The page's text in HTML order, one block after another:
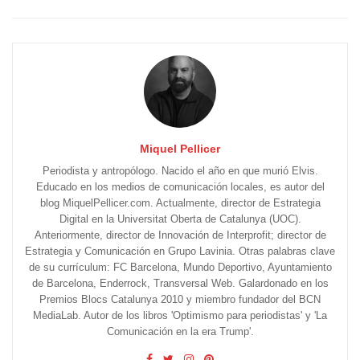
Miquel Pellicer
Periodista y antropólogo. Nacido el año en que murió Elvis.
Educado en los medios de comunicación locales, es autor del
blog MiquelPellicer.com. Actualmente, director de Estrategia
Digital en la Universitat Oberta de Catalunya (UOC).
Anteriormente, director de Innovación de Interprofit; director de
Estrategia y Comunicación en Grupo Lavinia. Otras palabras clave
de su currículum: FC Barcelona, Mundo Deportivo, Ayuntamiento
de Barcelona, Enderrock, Transversal Web. Galardonado en los
Premios Blocs Catalunya 2010 y miembro fundador del BCN
MediaLab. Autor de los libros 'Optimismo para periodistas' y 'La
Comunicación en la era Trump'.